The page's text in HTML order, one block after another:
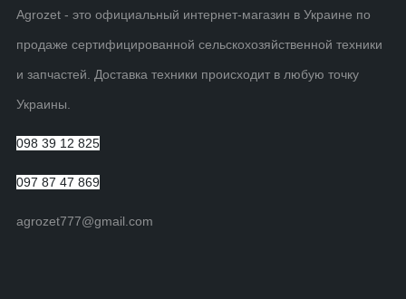
Agrozet - это официальный интернет-магазин в Украине по
продаже сертифицированной сельскохозяйственной техники
и запчастей. Доставка техники происходит в любую точку
Украины.
098 39 12 825
097 87 47 869
agrozet777@gmail.com